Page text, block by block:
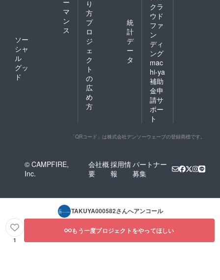
マ
ン
ス
ソー
シャ
ル
グッ
ド
り
方
プ
ロ
ジ
ェ
ク
ト
の
広
め
方
統
計
デ
ー
タ
クラ
ウド
ファ
ン
ディ
ング
mac
hi-ya
補助
金申
請サ
ポー
ト
「QRコード」は株式会社デンソーウェーブの登録商標です。
© CAMPFIRE,
Inc.
会社概
要
採用情
報
パートナー
募集
TAKUYA000582さんへアンコール
1
もう一度プロジェクトをやってほしい